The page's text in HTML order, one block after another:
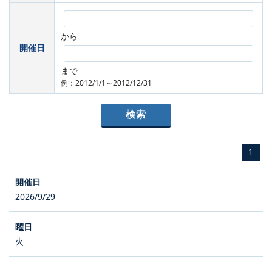
開催日
から
まで
例：2012/1/1～2012/12/31
1
2026/9/29
火